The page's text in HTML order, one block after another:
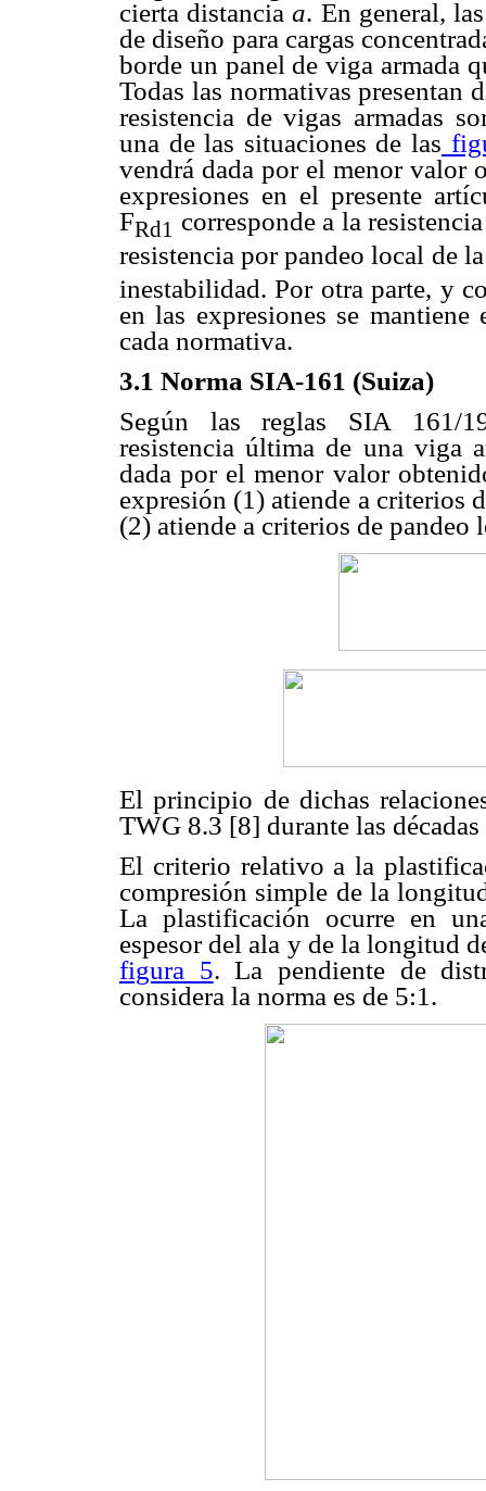
cierta distanciaa. En general,
de diseño para cargas
borde un panel de viga armada
Todas las normativas presentan
resistencia de vigas armadas
una de las situaciones de las
vendrá dada por el menor valor
expresiones en el presente
FRd1 corresponde a la
resistencia por pandeo local de
inestabilidad. Por otra parte, y
en las expresiones se
cada normativa.
3.1 Norma SIA-161 (Suiza)
Según las reglas SIA 161/
resistencia última de una viga
dada por el menor valor
expresión (1) atiende a criterios
(2) atiende a criterios de pandeo
El principio de dichas
TWG 8.3 [8] durante las
El criterio relativo a la
compresión simple de la
La plastificación ocurre en
espesor del ala y de la longitud
figura 5. La pendiente de
considera la norma es de 5:1.